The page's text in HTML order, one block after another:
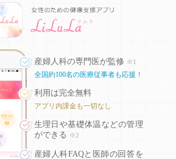
産婦人科の専門医が監修 ※1
全国約100名の医療従事者も応援！
利用は完全無料
アプリ内課金も一切なし
生理日や基礎体温などの管理
ができる
※2
産婦人科FAQと医師の回答を